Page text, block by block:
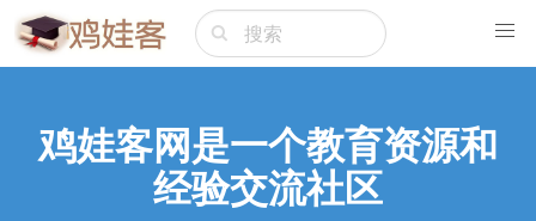
鸡娃客网是一个教育资源和
经验交流社区